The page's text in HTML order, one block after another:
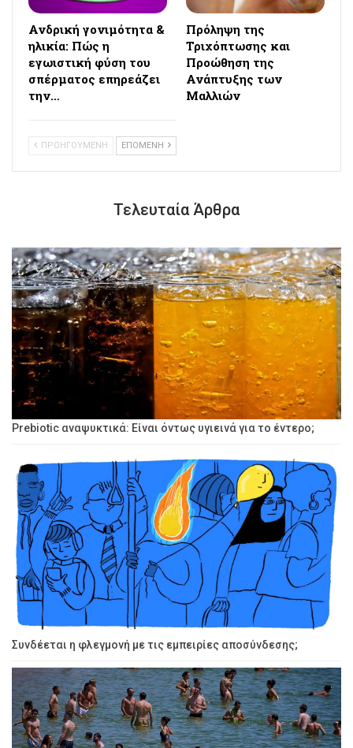
Ανδρική γονιμότητα &
ηλικία: Πώς η
εγωιστική φύση του
σπέρματος επηρεάζει
την…
Πρόληψη της
Τριχόπτωσης και
Προώθηση της
Ανάπτυξης των
Μαλλιών
ΠΡΟΗΓΟΥΜΕΝΗ ΕΠΟΜΕΝΗ
Τελευταία Άρθρα
Prebiotic αναψυκτικά: Είναι όντως υγιεινά για το έντερο;
Συνδέεται η φλεγμονή με τις εμπειρίες αποσύνδεσης;